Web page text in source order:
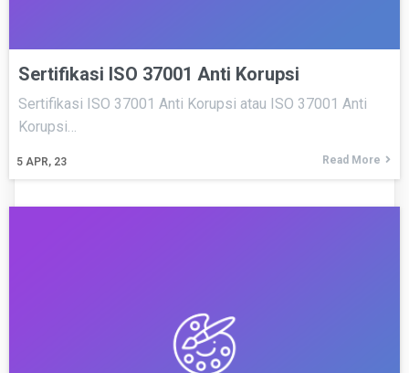
Sertifikasi ISO 37001 Anti Korupsi
5 APR, 23
Sertifikasi ISO 37001 Anti Korupsi atau ISO 37001 Anti
Korupsi…
Read More